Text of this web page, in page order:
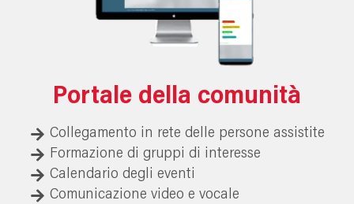
Portale della comunità
Collegamento in rete delle persone assistite
Formazione di gruppi di interesse
Calendario degli eventi
Comunicazione video e vocale